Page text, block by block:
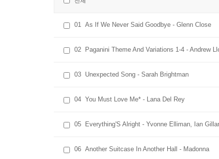
01 As If We Never Said Goodbye - Glenn Close
02 Paganini Theme And Variations 1-4 - Andrew
03 Unexpected Song - Sarah Brightman
04 You Must Love Me* - Lana Del Rey
05 Everything'S Alright - Yvonne Elliman, Ian
06 Another Suitcase In Another Hall - Madonna